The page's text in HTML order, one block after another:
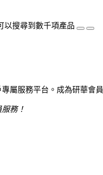
以搜尋到數千項產品
專屬服務平台。成為研華會
務！